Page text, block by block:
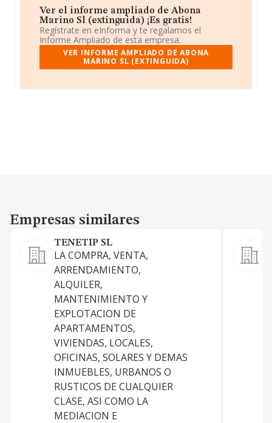
Ver el informe ampliado de Abona
Marino Sl (extinguida) ¡Es gratis!
Regístrate en eInforma y te regalamos el
Informe Ampliado de esta empresa.
VER INFORME AMPLIADO DE ABONA
MARINO SL (EXTINGUIDA)
Empresas similares
Empresas similares
TENETIP SL
LA COMPRA, VENTA,
ARRENDAMIENTO,
ALQUILER,
MANTENIMIENTO Y
EXPLOTACION DE
APARTAMENTOS,
VIVIENDAS, LOCALES,
OFICINAS, SOLARES Y DEMAS
INMUEBLES, URBANOS O
RUSTICOS DE CUALQUIER
CLASE, ASI COMO LA
MEDIACION E